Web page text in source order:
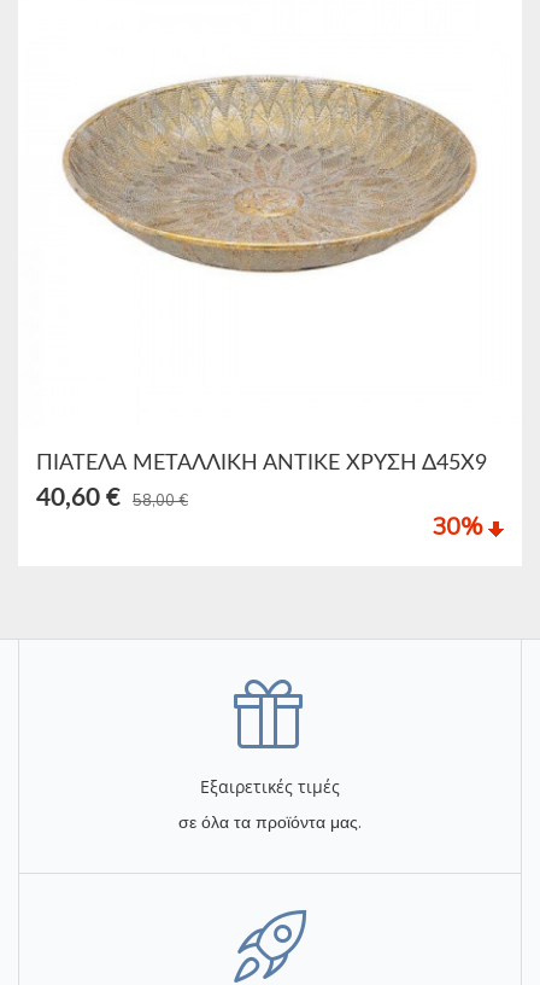
ΠΙΑΤΕΛΑ ΜΕΤΑΛΛΙΚΗ ΑΝΤΙΚΕ ΧΡΥΣΗ Δ45Χ9
40,60 € 58,00 €
30%
Εξαιρετικές τιμές
σε όλα τα προϊόντα μας.